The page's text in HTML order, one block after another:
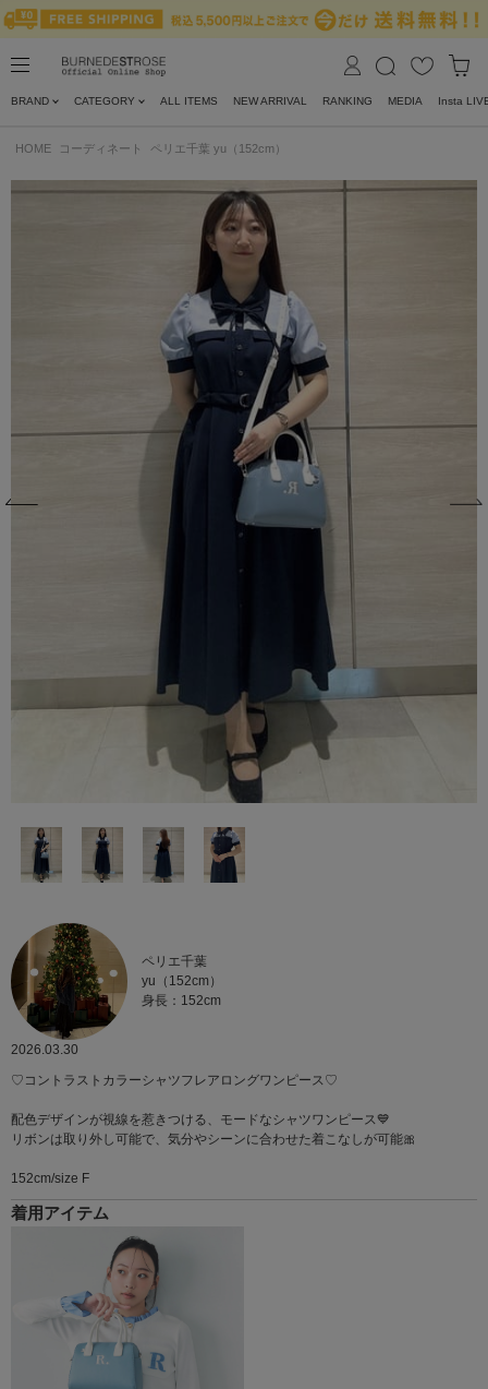
BRAND CATEGORY ALL ITEMS NEW ARRIVAL RANKING MEDIA Insta
HOME コーディネート ペリエ千葉 yu（152cm）
ペリエ千葉
yu（152cm）
身長：152cm
2026.03.30
♡コントラストカラーシャツフレアロングワンピース♡
配色デザインが視線を惹きつける、モードなシャツワンピース💙
リボンは取り外し可能で、気分やシーンに合わせた着こなしが可能🎀
152cm/size F
着用アイテム